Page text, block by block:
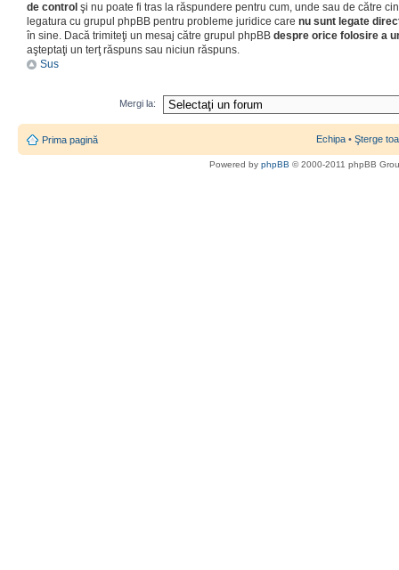
de control şi nu poate fi tras la răspundere pentru cum, unde sau de către
legatura cu grupul phpBB pentru probleme juridice care nu sunt legate
în sine. Dacă trimiteţi un mesaj către grupul phpBB despre orice folosire a
aşteptaţi un terţ răspuns sau niciun răspuns.
Sus
Mergi la:
Prima pagină Echipa • Şterge
Powered by phpBB © 2000-2011 phpBB